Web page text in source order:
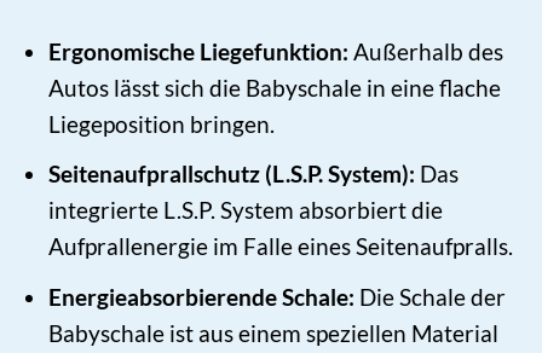
Ergonomische Liegefunktion: Außerhalb des
Autos lässt sich die Babyschale in eine flache
Liegeposition bringen.
Seitenaufprallschutz (L.S.P. System): Das
integrierte L.S.P. System absorbiert die
Aufprallenergie im Falle eines Seitenaufpralls.
Energieabsorbierende Schale: Die Schale der
Babyschale ist aus einem speziellen Material